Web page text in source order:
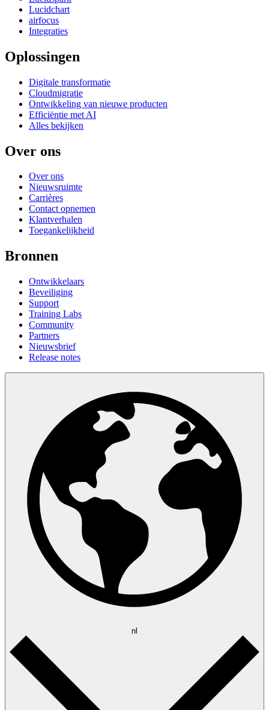
Lucidchart
airfocus
Integraties
Oplossingen
Digitale transformatie
Cloudmigratie
Ontwikkeling van nieuwe producten
Efficiëntie met AI
Alles bekijken
Over ons
Over ons
Nieuwsruimte
Carrières
Contact opnemen
Klantverhalen
Toegankelijkheid
Bronnen
Ontwikkelaars
Beveiliging
Support
Training Labs
Community
Partners
Nieuwsbrief
Release notes
nl